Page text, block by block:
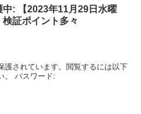
中: 【2023年11月29日水曜
検証ポイント多々
護されています。閲覧するには以下
。 パスワード: